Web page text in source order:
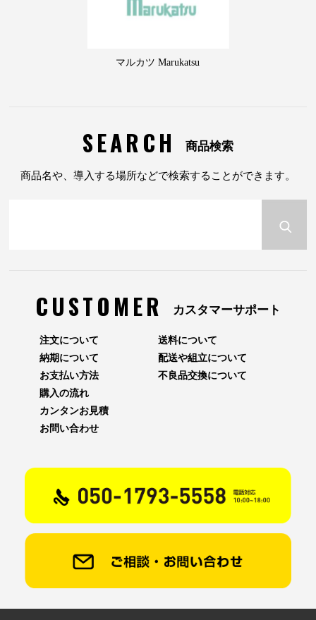
マルカツ Marukatsu
SEARCH 商品検索
商品名や、導入する場所などで検索することができます。
CUSTOMER カスタマーサポート
注文について
納期について
お支払い方法
送料について
配送や組立について
不良品交換について
購入の流れ
カンタンお見積
お問い合わせ